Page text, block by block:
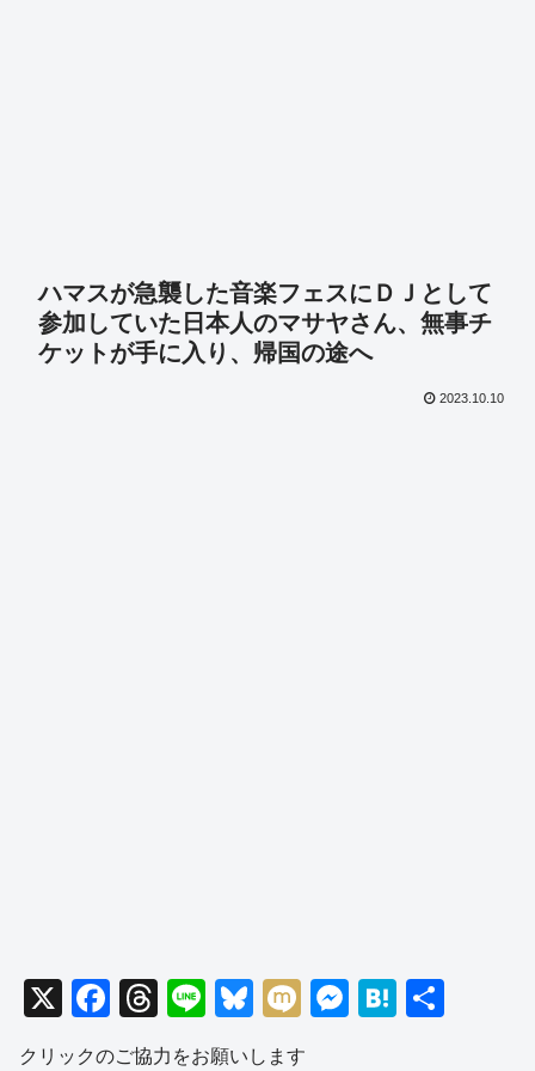
ハマスが急襲した音楽フェスにＤＪとして
参加していた日本人のマサヤさん、無事チ
ケットが手に入り、帰国の途へ
2023.10.10
X
F
T
hr
Li
n
Bl
u
M
M
H
クリックのご協力をお願いします